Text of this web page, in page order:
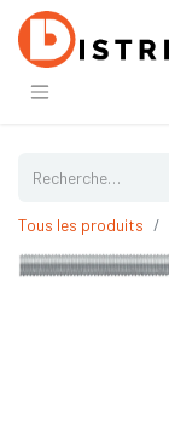
Tous les produits